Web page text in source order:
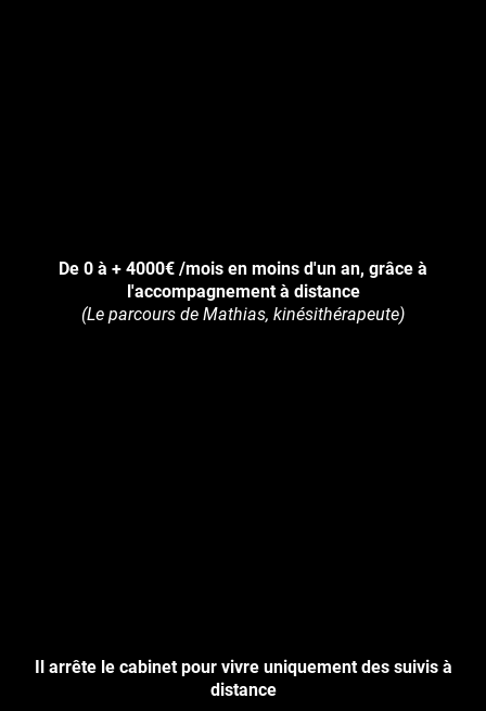
De 0 à + 4000€ /mois en moins d'un an, grâce à
l'accompagnement à distance
(Le parcours de Mathias, kinésithérapeute)
Il arrête le cabinet pour vivre uniquement des suivis à
distance